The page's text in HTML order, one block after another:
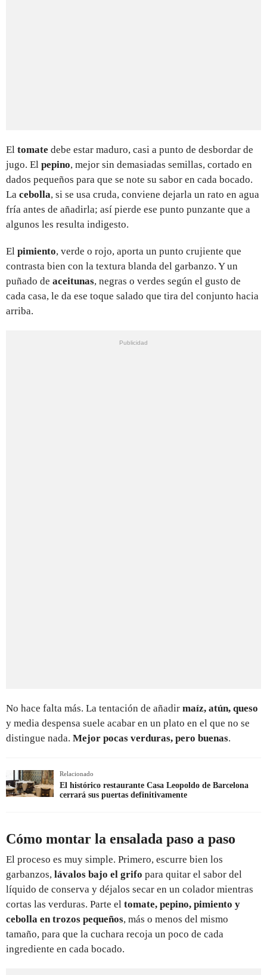
El tomate debe estar maduro, casi a punto de desbordar de
jugo. El pepino, mejor sin demasiadas semillas, cortado en
dados pequeños para que se note su sabor en cada bocado.
La cebolla, si se usa cruda, conviene dejarla un rato en agua
fría antes de añadirla; así pierde ese punto punzante que a
algunos les resulta indigesto.
El pimiento, verde o rojo, aporta un punto crujiente que
contrasta bien con la textura blanda del garbanzo. Y un
puñado de aceitunas, negras o verdes según el gusto de
cada casa, le da ese toque salado que tira del conjunto hacia
arriba.
No hace falta más. La tentación de añadir maíz, atún, queso
y media despensa suele acabar en un plato en el que no se
distingue nada. Mejor pocas verduras, pero buenas.
Relacionado
El histórico restaurante Casa Leopoldo de Barcelona
cerrará sus puertas definitivamente
Cómo montar la ensalada paso a paso
El proceso es muy simple. Primero, escurre bien los
garbanzos, lávalos bajo el grifo para quitar el sabor del
líquido de conserva y déjalos secar en un colador mientras
cortas las verduras. Parte el tomate, pepino, pimiento y
cebolla en trozos pequeños, más o menos del mismo
tamaño, para que la cuchara recoja un poco de cada
ingrediente en cada bocado.